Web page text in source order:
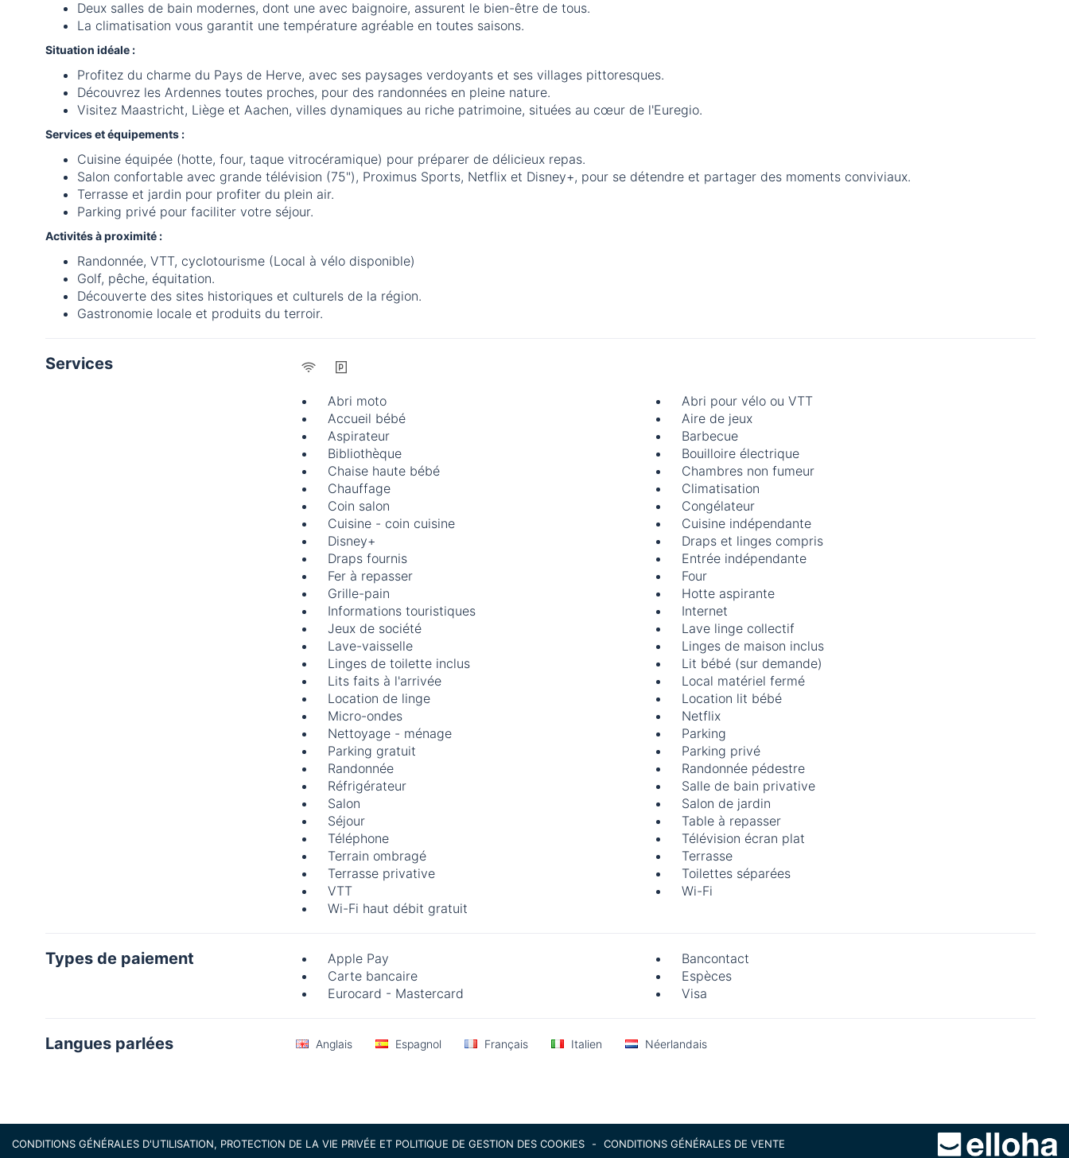
Deux salles de bain modernes, dont une avec baignoire, assurent le bien-être de tous.
La climatisation vous garantit une température agréable en toutes saisons.
Situation idéale :
Profitez du charme du Pays de Herve, avec ses paysages verdoyants et ses villages pittoresques.
Découvrez les Ardennes toutes proches, pour des randonnées en pleine nature.
Visitez Maastricht, Liège et Aachen, villes dynamiques au riche patrimoine, situées au cœur de l'Euregio.
Services et équipements :
Cuisine équipée (hotte, four, taque vitrocéramique) pour préparer de délicieux repas.
Salon confortable avec grande télévision (75"), Proximus Sports, Netflix et Disney+, pour se détendre et partager des moments conviviaux.
Terrasse et jardin pour profiter du plein air.
Parking privé pour faciliter votre séjour.
Activités à proximité :
Randonnée, VTT, cyclotourisme (Local à vélo disponible)
Golf, pêche, équitation.
Découverte des sites historiques et culturels de la région.
Gastronomie locale et produits du terroir.
Services
Abri moto
Abri pour vélo ou VTT
Accueil bébé
Aire de jeux
Aspirateur
Barbecue
Bibliothèque
Bouilloire électrique
Chaise haute bébé
Chambres non fumeur
Chauffage
Climatisation
Coin salon
Congélateur
Cuisine - coin cuisine
Cuisine indépendante
Disney+
Draps et linges compris
Draps fournis
Entrée indépendante
Fer à repasser
Four
Grille-pain
Hotte aspirante
Informations touristiques
Internet
Jeux de société
Lave linge collectif
Lave-vaisselle
Linges de maison inclus
Linges de toilette inclus
Lit bébé (sur demande)
Lits faits à l'arrivée
Local matériel fermé
Location de linge
Location lit bébé
Micro-ondes
Netflix
Nettoyage - ménage
Parking
Parking gratuit
Parking privé
Randonnée
Randonnée pédestre
Réfrigérateur
Salle de bain privative
Salon
Salon de jardin
Séjour
Table à repasser
Téléphone
Télévision écran plat
Terrain ombragé
Terrasse
Terrasse privative
Toilettes séparées
VTT
Wi-Fi
Wi-Fi haut débit gratuit
Types de paiement Apple Pay
Bancontact
Carte bancaire
Espèces
Eurocard - Mastercard
Visa
Langues parlées Anglais Espagnol Français Italien Néerlandais
CONDITIONS GÉNÉRALES D'UTILISATION, PROTECTION DE LA VIE PRIVÉE ET POLITIQUE DE GESTION DES COOKIES - CONDITIONS GÉNÉRALES DE VENTE